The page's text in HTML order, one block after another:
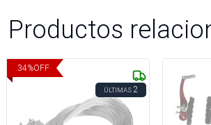
Productos
34%OFF
ÚLTIMAS2